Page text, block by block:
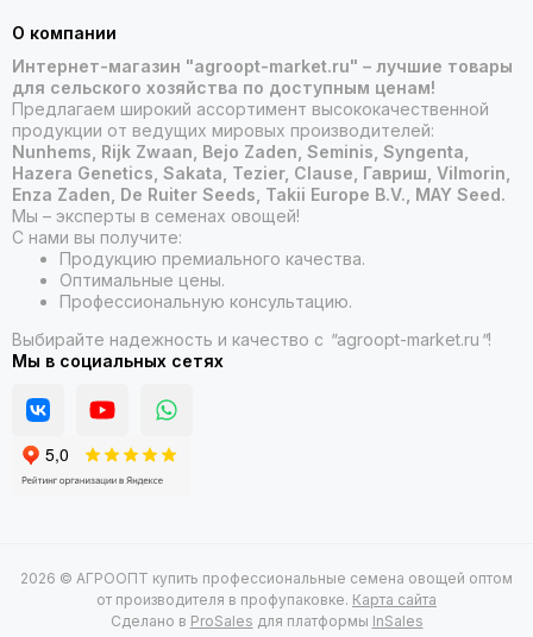
О компании
Интернет-магазин "agroopt-market.ru" – лучшие товары
для сельского хозяйства по доступным ценам!
Предлагаем широкий ассортимент высококачественной
продукции от ведущих мировых производителей:
Nunhems, Rijk Zwaan, Bejo Zaden, Seminis, Syngenta,
Hazera Genetics, Sakata, Tezier, Clause, Гавриш, Vilmorin,
Enza Zaden, De Ruiter Seeds, Takii Europe B.V., MAY Seed.
Мы – эксперты в семенах овощей!
С нами вы получите:
Продукцию премиального качества.
Оптимальные цены.
Профессиональную консультацию.
Выбирайте надежность и качество с "agroopt-market.ru "!
Мы в социальных сетях
2026 © АГРООПТ купить профессиональные семена овощей оптом
от производителя в профупаковке. Карта сайта
Сделано в ProSales для платформы InSales